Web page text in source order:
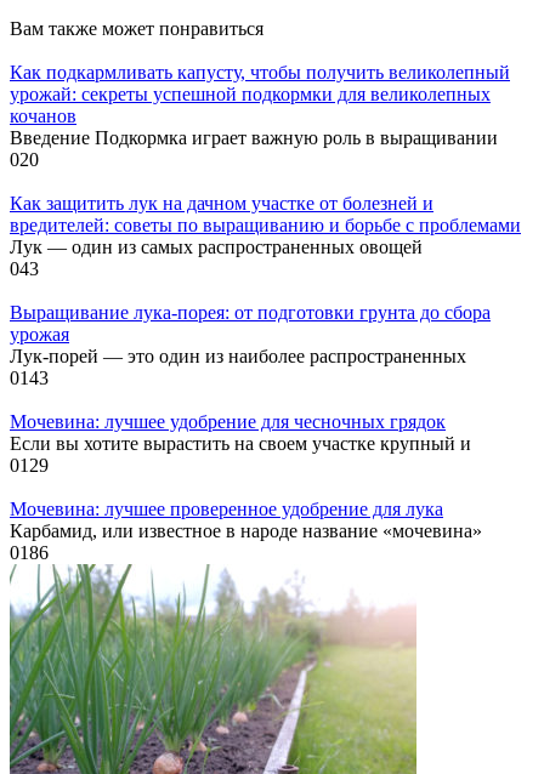
Вам также может понравиться
Как подкармливать капусту, чтобы получить великолепный
урожай: секреты успешной подкормки для великолепных
кочанов
Введение Подкормка играет важную роль в выращивании
020
Как защитить лук на дачном участке от болезней и
вредителей: советы по выращиванию и борьбе с проблемами
Лук — один из самых распространенных овощей
043
Выращивание лука-порея: от подготовки грунта до сбора
урожая
Лук-порей — это один из наиболее распространенных
0143
Мочевина: лучшее удобрение для чесночных грядок
Если вы хотите вырастить на своем участке крупный и
0129
Мочевина: лучшее проверенное удобрение для лука
Карбамид, или известное в народе название «мочевина»
0186